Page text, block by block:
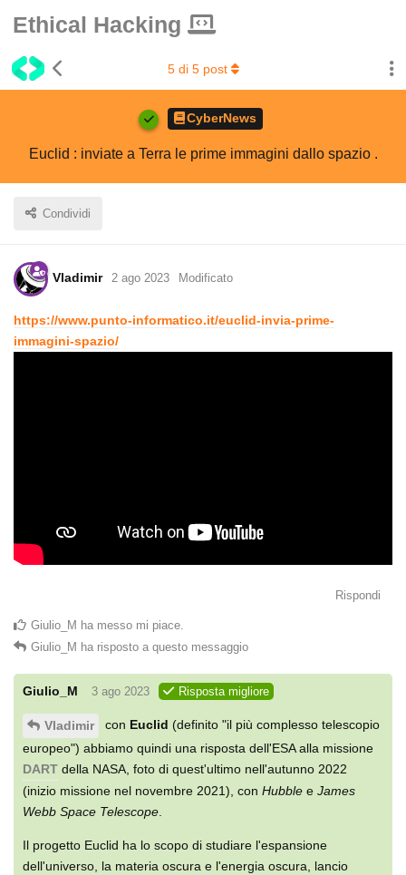
Ethical Hacking
CyberNews
Euclid : inviate a Terra le prime immagini dallo spazio .
Condividi
5di 5post
Vladimir 2 ago 2023 Modificato
https://www.punto-informatico.it/euclid-invia-prime-
immagini-spazio/
Rispondi
Giulio_M ha messo mi piace
Giulio_M ha risposto a questo messaggio
Giulio_M 3 ago 2023 Risposta migliore
Vladimir con Euclid (definito "il più complesso telescopio
europeo") abbiamo quindi una risposta dell'ESA alla missione
DART della NASA, foto di quest'ultimo nell'autunno 2022
(inizio missione nel novembre 2021), con Hubble e James
Webb Space Telescope
Il progetto Euclid ha lo scopo di studiare l'espansione
dell'universo, la materia oscura e l'energia oscura, lancio